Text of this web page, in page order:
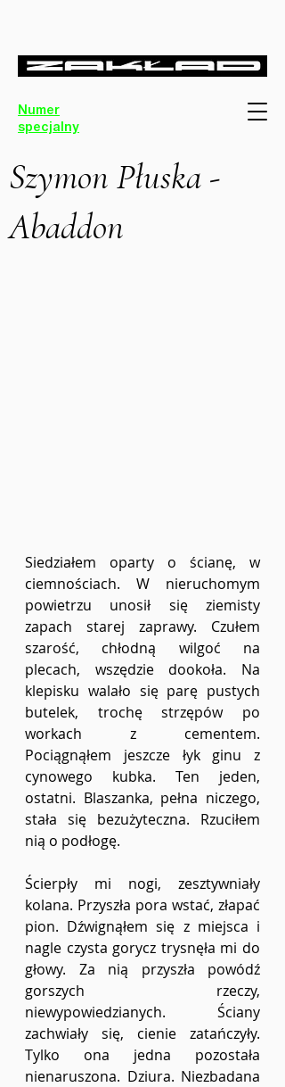
Numer
specjalny
Szymon Płuska -
Abaddon
Siedziałem oparty o ścianę, w
ciemnościach. W nieruchomym
powietrzu unosił się ziemisty
zapach starej zaprawy. Czułem
szarość, chłodną wilgoć na
plecach, wszędzie dookoła. Na
klepisku walało się parę pustych
butelek, trochę strzępów po
workach z cementem.
Pociągnąłem jeszcze łyk ginu z
cynowego kubka. Ten jeden,
ostatni. Blaszanka, pełna niczego,
stała się bezużyteczna. Rzuciłem
nią o podłogę.
Ścierpły mi nogi, zesztywniały
kolana. Przyszła pora wstać, złapać
pion. Dźwignąłem się z miejsca i
nagle czysta gorycz trysnęła mi do
głowy. Za nią przyszła powódź
gorszych rzeczy,
niewypowiedzianych. Ściany
zachwiały się, cienie zatańczyły.
Tylko ona jedna pozostała
nienaruszona. Dziura. Niezbadana